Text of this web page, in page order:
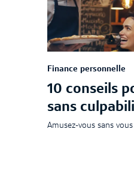
Finance personnelle
10 conseils
sans
Amusez-vous sans